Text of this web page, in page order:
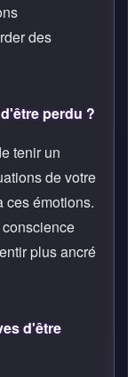
des
perdu ?
tenir un
de votre
ces émotions.
plus ancré
d'être